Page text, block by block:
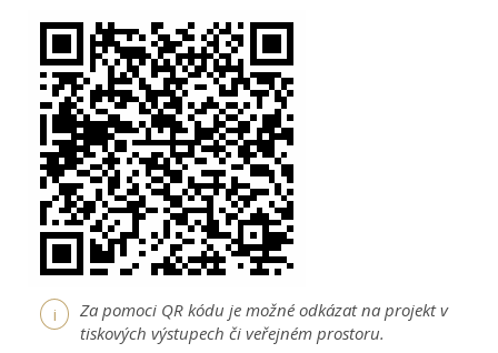
i
Za pomoci QR kódu je možné odkázat na projekt v
tiskových výstupech či veřejném prostoru.